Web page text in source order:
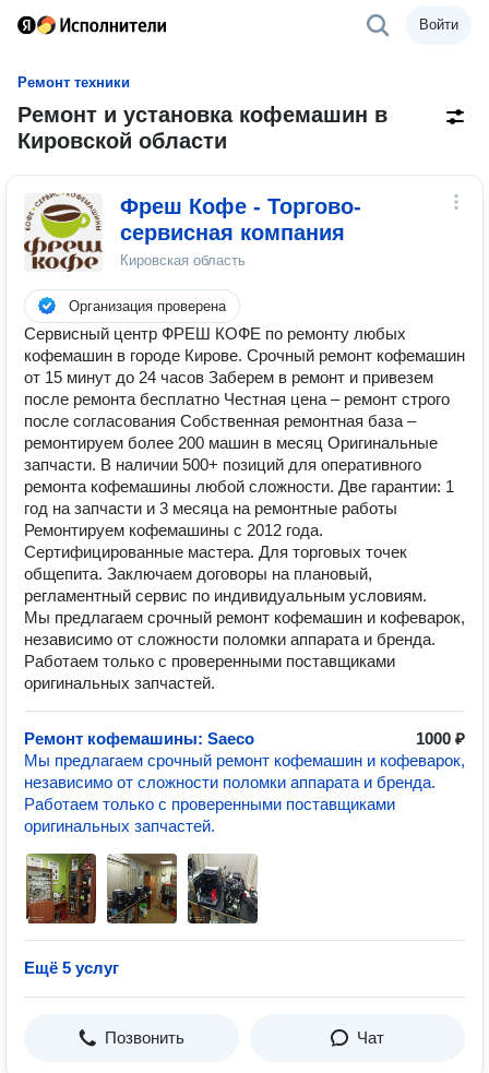
Войти
Ремонт техники
Ремонт и установка кофемашин в
Кировской области
Фреш Кофе - Торгово-
сервисная компания
Кировская область
Организация проверена
Сервисный центр ФРЕШ КОФЕ по ремонту любых
кофемашин в городе Кирове. Cрочный ремонт кофемашин
от 15 минут до 24 часов Заберем в ремонт и привезем
после ремонта бесплатно Честная цена – ремонт строго
после согласования Собственная ремонтная база –
ремонтируем более 200 машин в месяц Оригинальные
запчасти. В наличии 500+ позиций для оперативного
ремонта кофемашины любой сложности. Две гарантии: 1
год на запчасти и 3 месяца на ремонтные работы
Ремонтируем кофемашины с 2012 года.
Сертифицированные мастера. Для торговых точек
общепита. Заключаем договоры на плановый,
регламентный сервис по индивидуальным условиям.
Мы предлагаем срочный ремонт кофемашин и кофеварок,
независимо от сложности поломки аппарата и бренда.
Работаем только с проверенными поставщиками
оригинальных запчастей.
Ремонт кофемашины: Saeco
1000 ₽
Мы предлагаем срочный ремонт кофемашин и кофеварок,
независимо от сложности поломки аппарата и бренда.
Работаем только с проверенными поставщиками
оригинальных запчастей.
Ещё 5 услуг
Позвонить Чат